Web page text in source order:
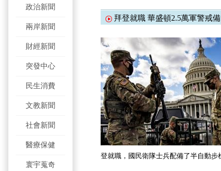
政治新聞
兩岸新聞
財經新聞
突發中心
民生消費
文教新聞
社會新聞
醫療保健
寰宇蒐奇
拜登就職 華盛頓2.5萬軍警戒備
登就職，國民衛隊士兵配備了半自動步